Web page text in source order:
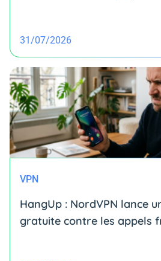
31/07/2026
VPN
HangUp : NordVPN lance
gratuite contre les appels